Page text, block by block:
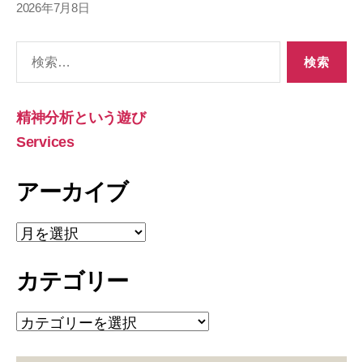
2026年7月8日
象:
精神分析という遊び
Services
アーカイブ
ア
ー
イ
カテゴリー
カ
テ